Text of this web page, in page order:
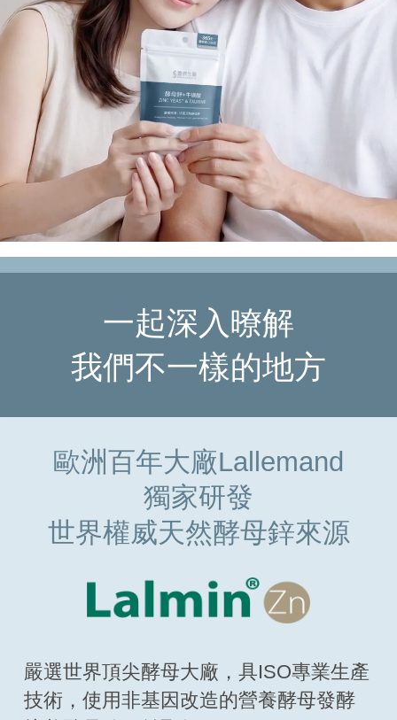
一起深入暸解
我們不一樣的地方
歐洲百年大廠Lallemand
獨家研發
世界權威天然酵母鋅來源
嚴選世界頂尖酵母大廠，具ISO專業生產
技術，使用非基因改造的營養酵母發酵